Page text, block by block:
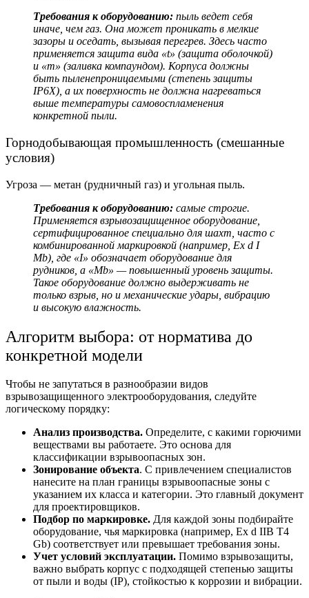
Требования к оборудованию: пыль ведет себя
иначе, чем газ. Она может проникать в мелкие
зазоры и оседать, вызывая перегрев. Здесь часто
применяется защита вида «t» (защита оболочкой)
и «m» (заливка компаундом). Корпуса должны
быть пыленепроницаемыми (степень защиты
IP6X), а их поверхность не должна нагреваться
выше температуры самовоспламенения
конкретной пыли.
Горнодобывающая промышленность (смешанные
условия)
Угроза — метан (рудничный газ) и угольная пыль.
Требования к оборудованию: самые строгие.
Применяется взрывозащищенное оборудование,
сертифицированное специально для шахт, часто с
комбинированной маркировкой (например, Ex d I
Mb), где «I» обозначает оборудование для
рудников, а «Mb» — повышенный уровень защиты.
Такое оборудование должно выдерживать не
только взрыв, но и механические удары, вибрацию
и высокую влажность.
Алгоритм выбора: от норматива до
конкретной модели
Чтобы не запутаться в разнообразии видов
взрывозащищенного электрооборудования, следуйте
логическому порядку:
Анализ производства. Определите, с какими горючими
веществами вы работаете. Это основа для
классификации взрывоопасных зон.
Зонирование объекта. С привлечением специалистов
нанесите на план границы взрывоопасные зоны с
указанием их класса и категории. Это главный документ
для проектировщиков.
Подбор по маркировке. Для каждой зоны подбирайте
оборудование, чья маркировка (например, Ex d IIB T4
Gb) соответствует или превышает требования зоны.
Учет условий эксплуатации. Помимо взрывозащиты,
важно выбрать корпус с подходящей степенью защиты
от пыли и воды (IP), стойкостью к коррозии и вибрации.